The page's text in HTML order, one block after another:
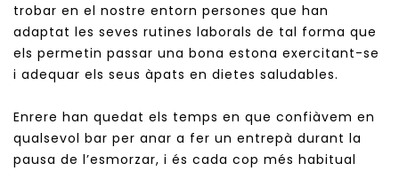
trobar en el nostre entorn persones que han
adaptat les seves rutines laborals de tal forma que
els permetin passar una bona estona exercitant-se
i adequar els seus àpats en dietes saludables.
Enrere han quedat els temps en que confiàvem en
qualsevol bar per anar a fer un entrepà durant la
pausa de l’esmorzar, i és cada cop més habitual